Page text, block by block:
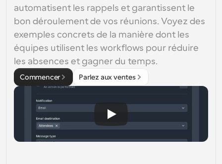
automatisent les rappels et garantissent le
bon déroulement de vos réunions. Voyez des
exemples concrets de la manière dont les
équipes utilisent les workflows pour réduire
les absences et gagner du temps.
Commencer Parlez aux ventes